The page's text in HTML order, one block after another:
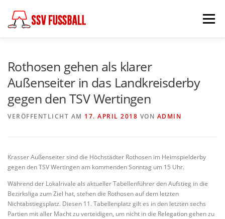
Inhalt
springen
Menü
ABTEILUNGSLEITUNG PARTNER & FÖRDERER
KONTAKT
Rothosen gehen als klarer
Außenseiter in das Landkreisderby
gegen den TSV Wertingen
VERÖFFENTLICHT AM 17. APRIL 2018 VON ADMIN
Krasser Außenseiter sind die Höchstädter Rothosen im Heimspielderby
gegen den TSV Wertingen am kommenden Sonntag um 15 Uhr.
Während der Lokalrivale als aktueller Tabellenführer den Aufstieg in die
Bezirksliga zum Ziel hat, stehen die Rothosen auf dem letzten
Nichtabstiegsplatz. Diesen 11. Tabellenplatz gilt es in den letzten sechs
Partien mit aller Macht zu verteidigen, um nicht in die Relegation gehen zu